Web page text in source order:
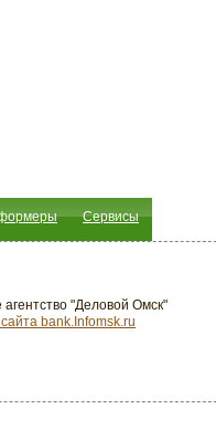
Сервисы
"Деловой Омск"
bank.Infomsk.ru